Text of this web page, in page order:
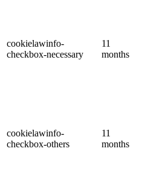
cookielawinfo-
checkbox-necessary
11
months
cookielawinfo-
checkbox-others
11
months